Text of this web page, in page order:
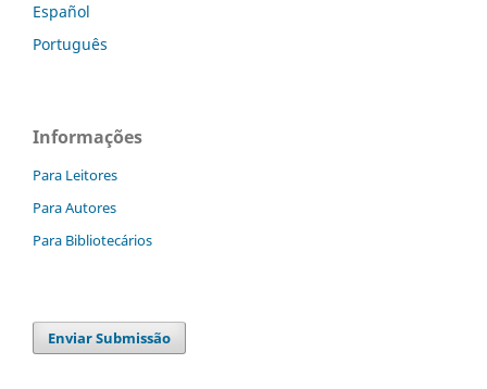
Español
Português
Informações
Para Leitores
Para Autores
Para Bibliotecários
Enviar Submissão